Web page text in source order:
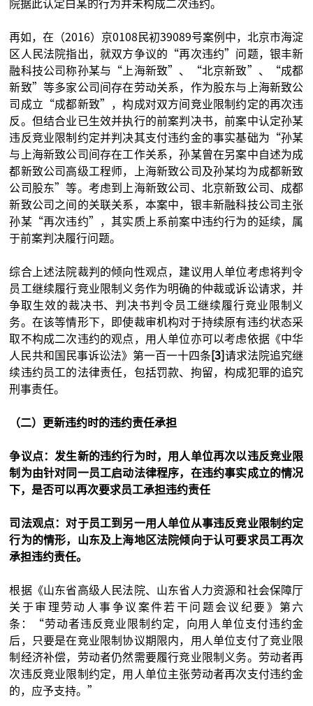
院据此认定白某的行为并未构成二次违约。
再如，在（2016）京0108民初39089号案例中，北京市海淀
区人民法院指出，就双方争议的“再次违约”问题，银丰新
融科技公司称孙某与“上海新致”、“北京新致”、“成都
新致”等多家公司间存在劳动关系，作为股东与上海新致公
司成立“成都新致”，构成对双方间竞业限制约定的再次违
反。但结合业已生效并执行的前案判决书，前案中认定孙某
违反竞业限制约定并判决其支付违约金的事实基础为“孙某
与上海新致公司间存在工作关系，孙某曾在另案中自述为成
都新致公司高级工程师，上海新致公司及孙某均为成都新致
公司股东”等。考虑到上海新致公司、北京新致公司、成都
新致公司之间的关联关系，本案中，银丰新融科技公司主张
孙某“再次违约”，其实质上系前案中违约行为的延续，属
于前案判决履行问题。
综合上述法院裁判的倾向性观点，建议用人单位考虑将判令
员工继续履行竞业限制义务作为明确的仲裁或诉讼请求，并
争取生效的裁决书、判决书判令员工继续履行竞业限制义
务。在该等情形下，即使裁审机构对于持续原有违约状态采
取不构成二次违约的观点，用人单位亦可以考虑依据《中华
人民共和国民事诉讼法》第一百一十四条 [3] 请求法院追究继
续违约员工的法律责任，包括罚款、拘留，构成犯罪的追究
刑事责任。
（二）更新违约时的违约责任承担
争议点：发生新的违约行为时，用人单位再次以违反竞业限
制为由针对同一员工启动法律程序，在违约事实成立的情况
下，是否可以再次要求员工承担违约责任
司法观点：对于员工到另一用人单位从事违反竞业限制约定
行为的情形，山东及上海地区法院倾向于认可要求员工再次
承担违约责任。
根据《山东省高级人民法院、山东省人力资源和社会保障厅
关于审理劳动人事争议案件若干问题会议纪要》第六
条：“劳动者违反竞业限制约定，向用人单位支付违约金
后，只要是在竞业限制协议期限内，用人单位支付了竞业限
制经济补偿，劳动者仍然需要履行竞业限制义务。劳动者再
次违反竞业限制约定，用人单位主张劳动者再次支付违约金
的，应予支持。”